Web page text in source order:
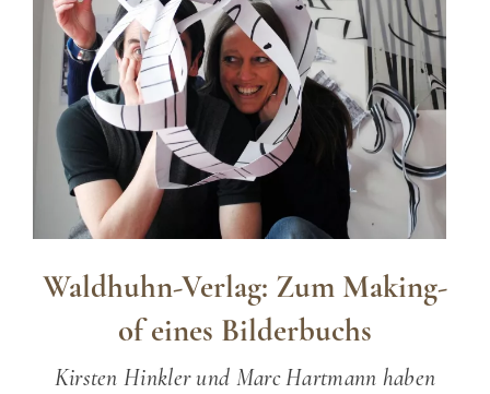
Waldhuhn-Verlag: Zum Making-
of eines Bilderbuchs
Kirsten Hinkler und Marc Hartmann haben